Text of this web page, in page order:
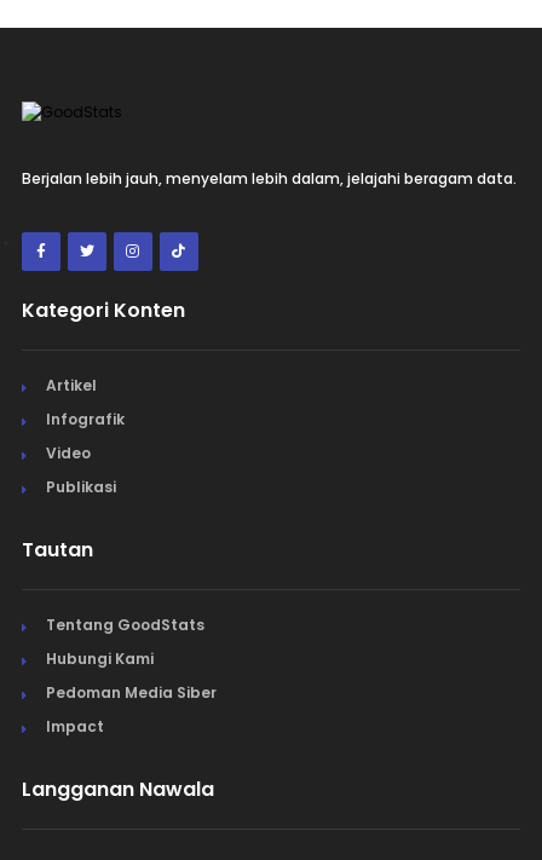
Berjalan lebih jauh, menyelam lebih dalam, jelajahi beragam data.
Kategori Konten
Artikel
Infografik
Video
Publikasi
Tautan
Tentang GoodStats
Hubungi Kami
Pedoman Media Siber
Impact
Langganan Nawala